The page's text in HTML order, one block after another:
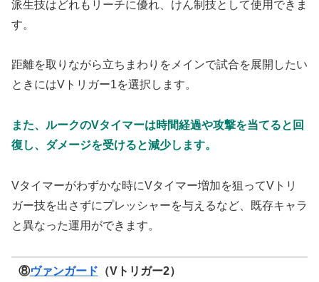
派生技はどれもリーチに優れ、けん制技として使用できま
す。
距離を取りながら立ちまわりをメインで試合を展開したい
ときにはVトリガー1を選択します。
また、ルークのVタイマーは時間経過や攻撃を当てると回
復し、ダメージを受けると減少します。
Vタイマーがわずかな時にVタイマー増加を狙ってVトリ
ガー技を出さずにプレッシャーを与えるなど、既存キャラ
と異なった運用ができます。
⑧ヴァンガード （Vトリガー2）